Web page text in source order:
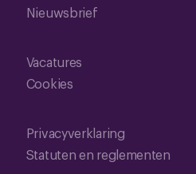
Nieuwsbrief
Vacatures
Cookies
Privacyverklaring
Statuten en reglementen